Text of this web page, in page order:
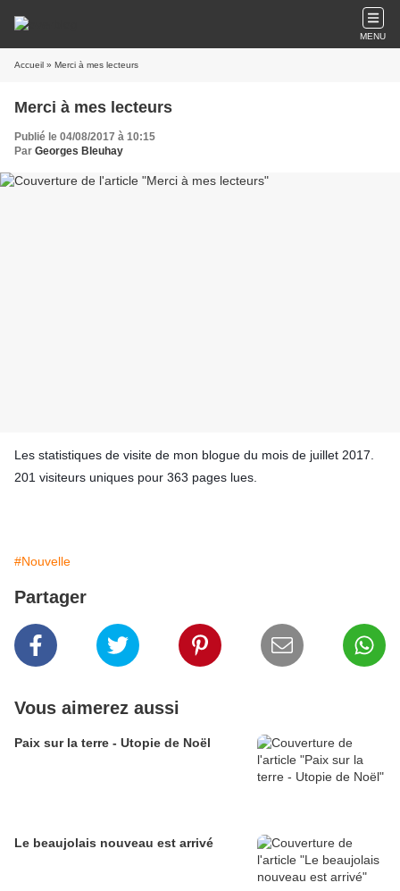
MENU
Accueil » Merci à mes lecteurs
Merci à mes lecteurs
Publié le 04/08/2017 à 10:15
Par Georges Bleuhay
Les statistiques de visite de mon blogue du mois de juillet 2017.
201 visiteurs uniques pour 363 pages lues.
#Nouvelle
Partager
Vous aimerez aussi
Paix sur la terre - Utopie de Noël
Le beaujolais nouveau est arrivé